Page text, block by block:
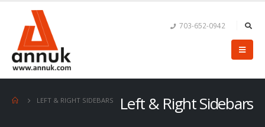
703-652-0942
Left & Right Sidebars
LEFT & RIGHT SIDEBARS